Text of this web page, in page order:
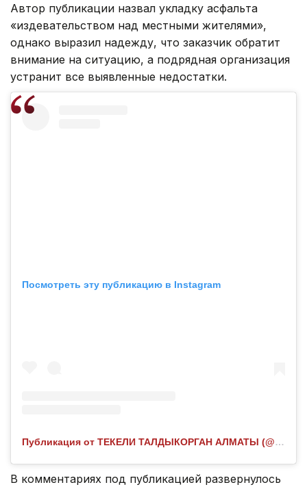
Автор публикации назвал укладку асфальта
«издевательством над местными жителями»,
однако выразил надежду, что заказчик обратит
внимание на ситуацию, а подрядная организация
устранит все выявленные недостатки.
Посмотреть эту публикацию в Instagram
Публикация от ТЕКЕЛИ ТАЛДЫКОРГАН АЛМАТЫ (@ilovetekeli)
В комментариях под публикацией развернулось